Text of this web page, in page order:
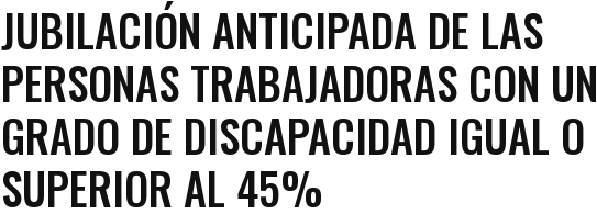
JUBILACIÓN ANTICIPADA DE LAS
PERSONAS TRABAJADORAS CON UN
GRADO DE DISCAPACIDAD IGUAL O
SUPERIOR AL 45%